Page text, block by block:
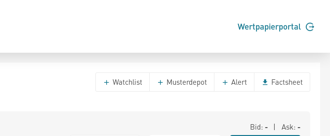
Wertpapierportal
Watchlist Musterdepot Alert Factsheet
Bid: - | Ask: -